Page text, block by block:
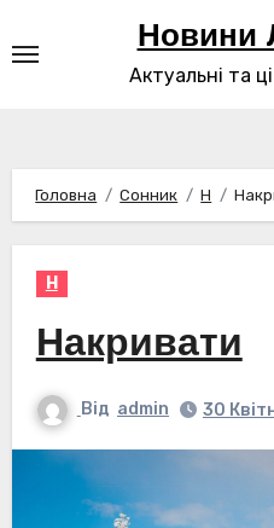
до
Новини
Актуальні та
Головна Сонник Н
Н
Накривати
Від admin 30